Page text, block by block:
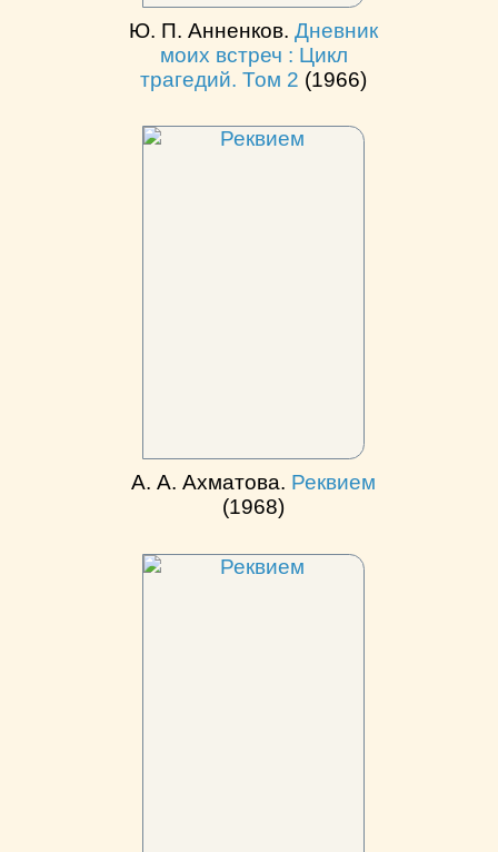
Ю. П. Анненков. Дневник
моих встреч : Цикл
трагедий. Том 2 (1966)
А. А. Ахматова. Реквием
(1968)